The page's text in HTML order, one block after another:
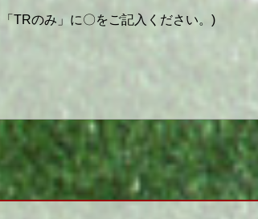
TRのみ」に〇をご記入ください。)